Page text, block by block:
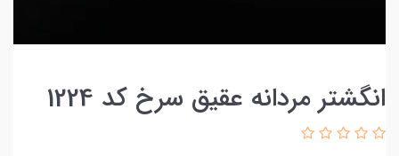
انگشتر مردانه عقیق سرخ کد 1224